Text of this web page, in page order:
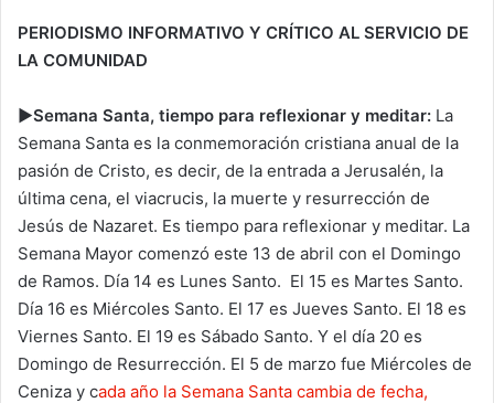
PERIODISMO INFORMATIVO Y CRÍTICO AL SERVICIO DE
LA COMUNIDAD
►Semana Santa, tiempo para reflexionar y meditar: La
Semana Santa es la conmemoración cristiana anual de la
pasión de Cristo, es decir, de la entrada a Jerusalén, la
última cena, el viacrucis, la muerte y resurrección de
Jesús de Nazaret. Es tiempo para reflexionar y meditar. La
Semana Mayor comenzó este 13 de abril con el Domingo
de Ramos. Día 14 es Lunes Santo. El 15 es Martes Santo.
Día 16 es Miércoles Santo. El 17 es Jueves Santo. El 18 es
Viernes Santo. El 19 es Sábado Santo. Y el día 20 es
Domingo de Resurrección. El 5 de marzo fue Miércoles de
Ceniza y cada año la Semana Santa cambia de fecha,